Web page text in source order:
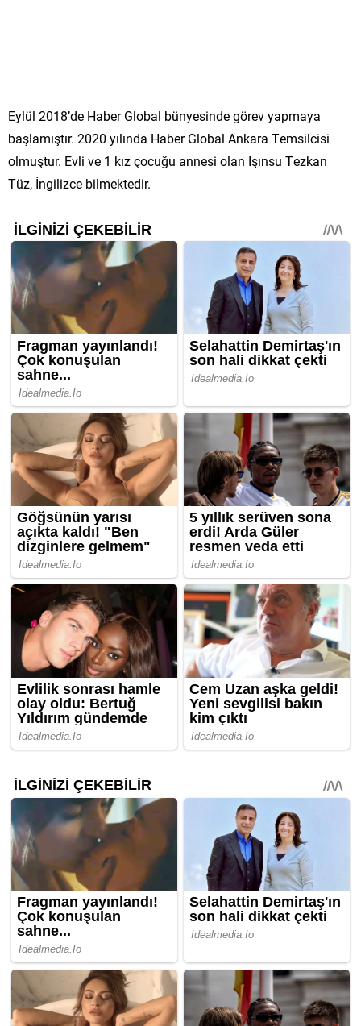
Eylül 2018’de Haber Global bünyesinde görev yapmaya
başlamıştır. 2020 yılında Haber Global Ankara Temsilcisi
olmuştur. Evli ve 1 kız çocuğu annesi olan Işınsu Tezkan
Tüz, İngilizce bilmektedir.